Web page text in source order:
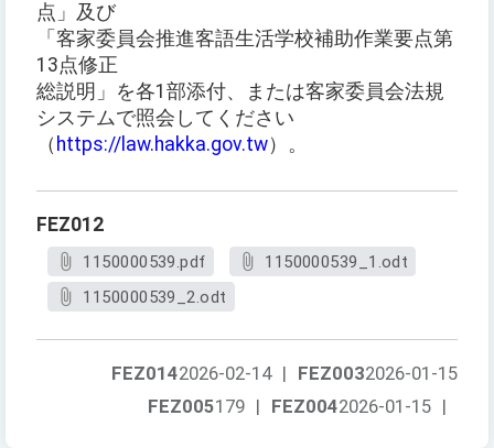
点」及び
「客家委員会推進客語生活学校補助作業要点第
13点修正
総説明」を各1部添付、または客家委員会法規
システムで照会してください
（ https://law.hakka.gov.tw）。
FEZ012
1150000539.pdf
1150000539_1.odt
1150000539_2.odt
FEZ0032026-01-15
FEZ0142026-02-14 |
FEZ0042026-01-15 |
FEZ005179 |